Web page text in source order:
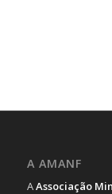
A AMANF
AAssociação